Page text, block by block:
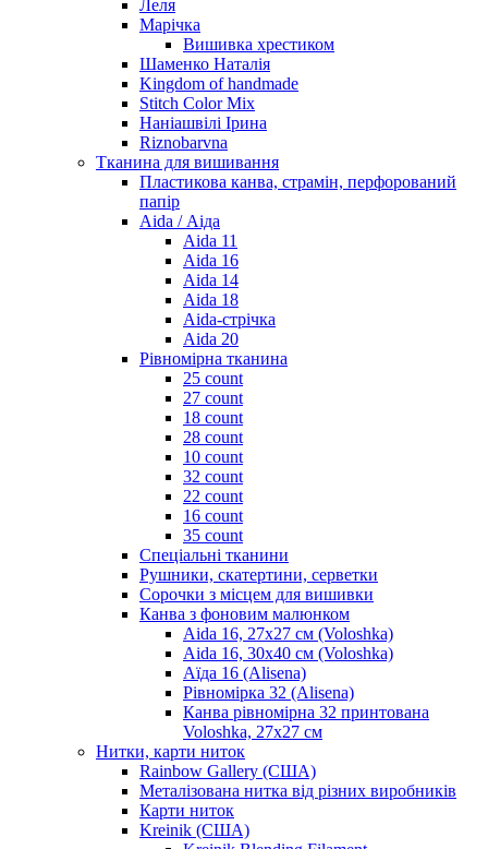
Леля
Марічка
Вишивка хрестиком
Шаменко Наталія
Kingdom of handmade
Stitch Color Mix
Наніашвілі Ірина
Riznobarvna
Тканина для вишивання
Пластикова канва, страмін, перфорований
папір
Aida / Аіда
Aida 11
Aida 16
Aida 14
Aida 18
Aida-стрічка
Aida 20
Рівномірна тканина
25 count
27 count
18 count
28 count
10 count
32 count
22 count
16 count
35 count
Спеціальні тканини
Рушники, скатертини, серветки
Сорочки з місцем для вишивки
Канва з фоновим малюнком
Aida 16, 27х27 см (Voloshka)
Aida 16, 30х40 см (Voloshka)
Аїда 16 (Alisena)
Рівномірка 32 (Alisena)
Канва рівномірна 32 принтована
Voloshka, 27х27 см
Нитки, карти ниток
Rainbow Gallery (США)
Металізована нитка від різних виробників
Карти ниток
Kreinik (США)